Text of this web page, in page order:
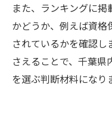
また、ランキングに
かどうか、例えば資格
されているかを確認
さえることで、千葉
を選ぶ判断材料になり